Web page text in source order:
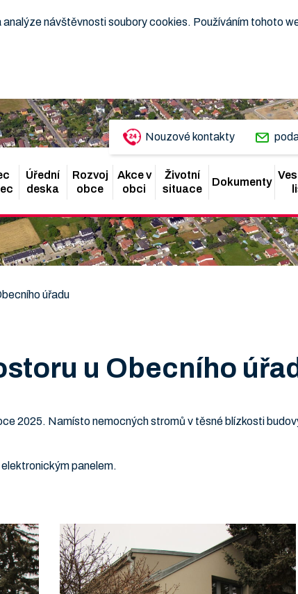
návštěvnosti soubory cookies. Používáním tohoto
Nouzové kontakty
Úřední
deska
Rozvoj
obce
Akce v
obci
Životní
situace
Dokumenty
úřadu
u Obecního
2025. Namísto nemocných stromů v těsné blízkosti
panelem.